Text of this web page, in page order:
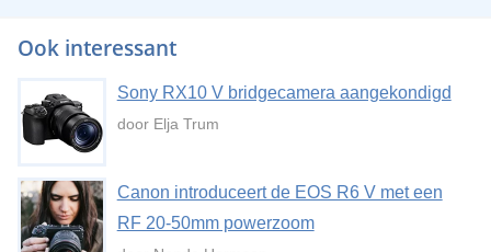
Ook interessant
Sony RX10 V bridgecamera aangekondigd
door Elja Trum
Canon introduceert de EOS R6 V met een
RF 20-50mm powerzoom